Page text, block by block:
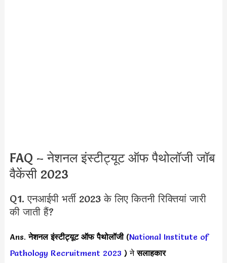
FAQ – नेशनल इंस्टीट्यूट ऑफ पैथोलॉजी जॉब
वैकेंसी 2023
Q1. एनआईपी भर्ती 2023 के लिए कितनी रिक्तियां जारी
की जाती हैं?
Ans.नेशनल इंस्टीट्यूट ऑफ पैथोलॉजी(National Institute of
Pathology Recruitment 2023 ) नेसलाहकार